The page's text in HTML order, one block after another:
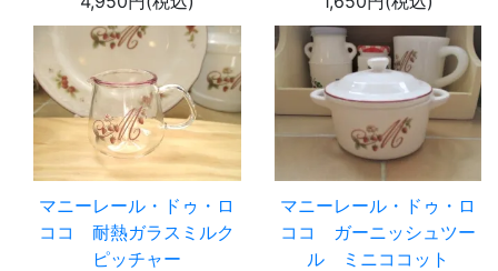
マニーレール・ドゥ・ロ
ココ 耐熱ガラスミルク
ピッチャー
マニーレール・ドゥ・ロ
ココ ガーニッシュツー
ル ミニココット